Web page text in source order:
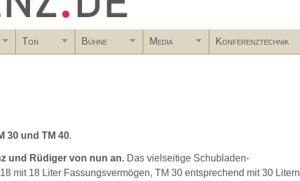
Ton Bühne Media Konferenztechnik
30 und TM 40.
und Rüdiger von nun an. Das vielseitige Schubladen-
mit 18 Liter Fassungsvermögen, TM 30 entsprechend mit 30 Litern